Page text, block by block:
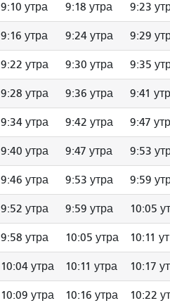
9:10 утра 9:18 утра 9:23
9:16 утра 9:24 утра 9:29
9:22 утра 9:30 утра 9:35
9:28 утра 9:36 утра 9:41
9:34 утра 9:42 утра 9:47
9:40 утра 9:47 утра 9:53
9:46 утра 9:53 утра 9:59
9:52 утра 9:59 утра 10:05
9:58 утра 10:05 утра 10:11
10:04 утра 10:11 утра 10:17
10:09 утра 10:16 утра 10:22